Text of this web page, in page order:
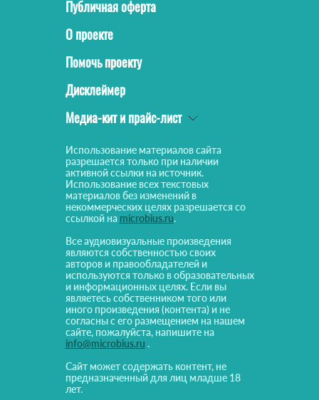
Публичная оферта
О проекте
Помочь проекту
Дисклеймер
Медиа-кит и прайс-лист
Использование материалов сайта
разрешается только при наличии
активной ссылки на источник.
Использование всех текстовых
материалов без изменений в
некоммерческих целях разрешается со
ссылкой на microbius.ru.
Все аудиовизуальные произведения
являются собственностью своих
авторов и правообладателей и
используются только в образовательных
и информационных целях. Если вы
являетесь собственником того или
иного произведения (контента) и не
согласны с его размещением на нашем
сайте, пожалуйста, напишите на
info@microbius.ru .
Сайт может содержать контент, не
предназначенный для лиц младше 18
лет.